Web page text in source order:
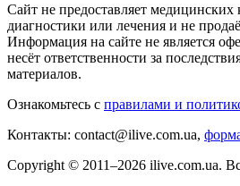
Сайт не предоставляет медицинских
диагностики или лечения и не
Информация на сайте не является
несёт ответственности за
материалов.
Ознакомьтесь с правилами и
Контакты: contact@ilive.com.ua,
Copyright © 2011–2026 ilive.com.ua.